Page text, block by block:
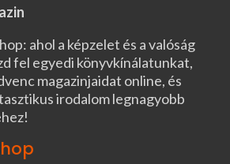
ahol a képzelet és a valóság
fel egyedi könyvkínálatunkat,
magazinjaidat online, és
irodalom legnagyobb